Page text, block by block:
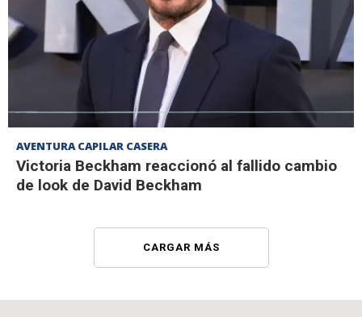
AVENTURA CAPILAR CASERA
Victoria Beckham reaccionó al fallido cambio
de look de David Beckham
CARGAR MÁS